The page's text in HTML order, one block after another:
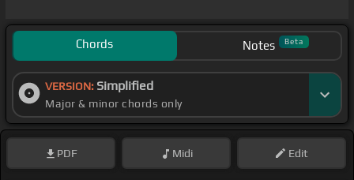
Chords Notes Beta
VERSION: Simplified
Major & minor chords only
PDF Midi Edit